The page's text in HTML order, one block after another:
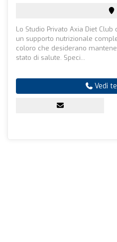
Lo Studio Privato Axia Diet
un supporto nutrizionale
coloro che desiderano
stato di salute. Speci...
Vedi